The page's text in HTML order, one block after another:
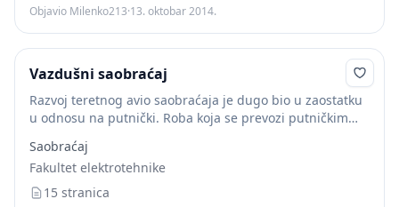
Objavio Milenko213·13. oktobar 2014.
Vazdušni saobraćaj
Razvoj teretnog avio saobraćaja je dugo bio u zaostatku
u odnosu na putnički. Roba koja se prevozi putničkim
ali se u slučaju preopterećenosti, prioritet...
Saobraćaj
Fakultet elektrotehnike
15 stranica